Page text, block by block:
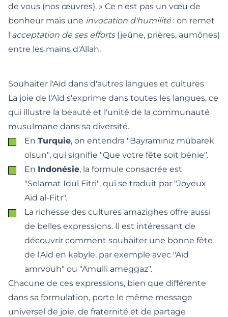
de vous (nos œuvres). » Ce n'est pas un vœu de
bonheur mais une invocation d'humilité : on remet
l'acceptation de ses efforts(jeûne, prières, aumônes)
entre les mains d'Allah.
Souhaiter l'Aïd dans d'autres langues et cultures
La joie de l'Aïd s'exprime dans toutes les langues, ce
qui illustre la beauté et l'unité de la communauté
musulmane dans sa diversité.
En Turquie, on entendra "Bayramınız mübarek
olsun", qui signifie "Que votre fête soit bénie".
En Indonésie, la formule consacrée est
"Selamat Idul Fitri", qui se traduit par "Joyeux
Aïd al-Fitr".
La richesse des cultures amazighes offre aussi
de belles expressions. Il est intéressant de
découvrir comment souhaiter une bonne fête
de l'Aïd en kabyle, par exemple avec "Aïd
amrvouh" ou "Amulli ameggaz".
Chacune de ces expressions, bien que différente
dans sa formulation, porte le même message
universel de joie, de fraternité et de partage